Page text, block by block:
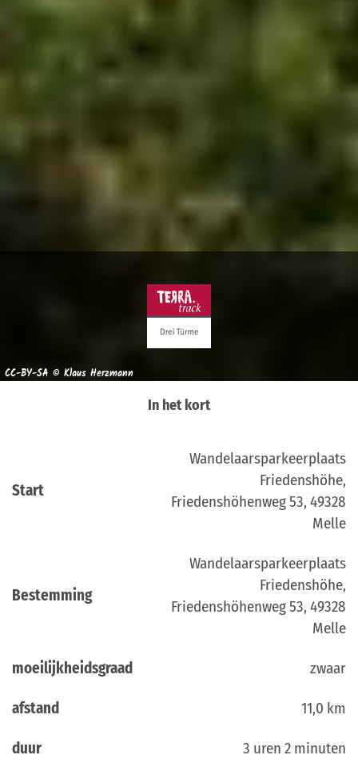
CC-BY-SA © Klaus Herzmann
In het kort
Start
Wandelaarsparkeerplaats
Friedenshöhe,
Friedenshöhenweg 53, 49328
Melle
Bestemming
Wandelaarsparkeerplaats
Friedenshöhe,
Friedenshöhenweg 53, 49328
Melle
moeilijkheidsgraad zwaar
afstand 11,0 km
duur 3 uren 2 minuten